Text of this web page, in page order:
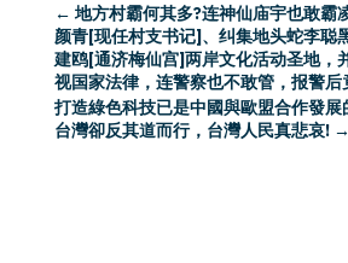
← 地方村霸何其多?连神仙庙宇也敢
颜青[现任村支书记]、纠集地头蛇李聪
建鸥[通济梅仙宫]两岸文化活动圣地，
视国家法律，连警察也不敢管，报警
打造綠色科技已是中國與歐盟合作發展
台灣卻反其道而行，台灣人民真悲哀!→